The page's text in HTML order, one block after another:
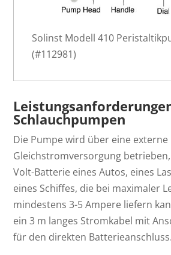
Solinst Modell 410
(#112981)
Schlauchpumpen
Die Pumpe wird über eine externe
Gleichstromversorgung betrieben,
Volt-Batterie eines Autos, eines
eines Schiffes, die bei maximaler
mindestens 3-5 Ampere liefern
ein 3 m langes Stromkabel mit
für den direkten Batterieanschluss.